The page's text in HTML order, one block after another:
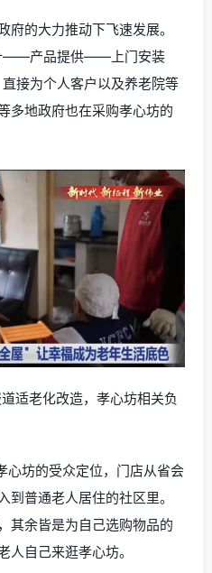
府的大力推动下飞速发展。
——产品提供——上门安装
接为个人客户以及养老院等
多地政府也在采购孝心坊的
适老化改造，孝心坊相关负
心坊的受众定位，门店从省会
普通老人居住的社区里。
其余皆是为自己选购物品的
人自己来逛孝心坊。